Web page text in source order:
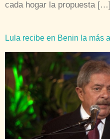
cada hogar la propuesta […]
Lula recibe en Benin la más